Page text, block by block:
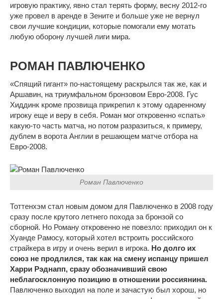
игровую практику, явно стал терять форму, весну 2012-го
уже провел в аренде в Зените и больше уже не вернул
свои лучшие кондиции, которые помогали ему мотать
любую оборону лучшей лиги мира.
РОМАН ПАВЛЮЧЕНКО
«Спящий гигант» по-настоящему раскрылся так же, как и
Аршавин, на триумфальном бронзовом Евро-2008. Гус
Хиддинк кроме прозвища прикрепил к этому одаренному
игроку еще и веру в себя. Роман мог откровенно «спать»
какую-то часть матча, но потом разразиться, к примеру,
дублем в ворота Англии в решающем матче отбора на
Евро-2008.
Роман Павлюченко
Тоттенхэм стал новым домом для Павлюченко в 2008 году
сразу после крутого летнего похода за бронзой со
сборной. Но Роману откровенно не повезло: приходил он к
Хуанде Рамосу, который хотел встроить российского
страйкера в игру и очень верил в игрока. Но долго их
союз не продлился, так как на смену испанцу пришел
Харри Рэднапп, сразу обозначивший свою
неблагосклонную позицию в отношении россиянина.
Павлюченко выходил на поле и зачастую был хорош, но